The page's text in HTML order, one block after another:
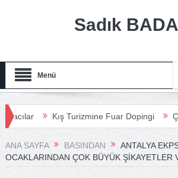
Sadık
Menü
Kış Turizmine Fuar Dopingi
ANA SAYFA BASINDAN
ANTALYA
OCAKLARINDAN ÇOK BÜYÜK ŞIKAYETLER